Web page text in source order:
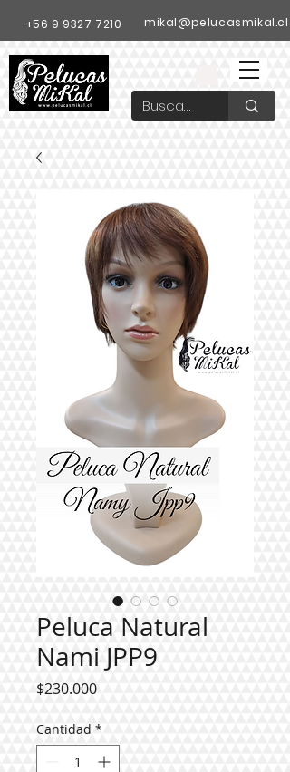
+56 9 9327 7210 mikal@pelucasmikal.cl
Peluca Natural
Nami JPP9
$230.000Precio
Cantidad *